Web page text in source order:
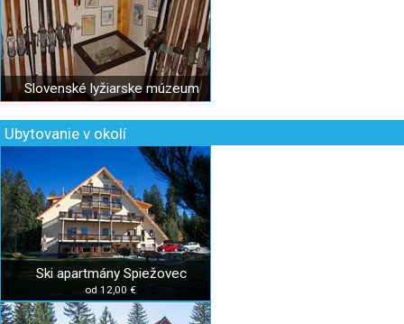
Slovenské lyžiarske múzeum
Ubytovanie v okolí
Ski apartmány Spiežovec
od 12,00 €